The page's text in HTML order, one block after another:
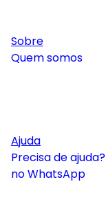
Sobre
Quem somos
Ajuda
Precisa de ajuda?
no WhatsApp